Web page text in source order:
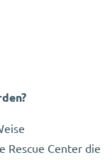
Rescue Center die